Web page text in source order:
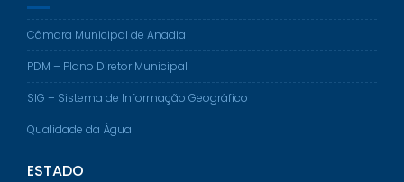
Câmara Municipal de Anadia
PDM – Plano Diretor Municipal
SIG – Sistema de Informação Geográfico
Qualidade da Água
ESTADO